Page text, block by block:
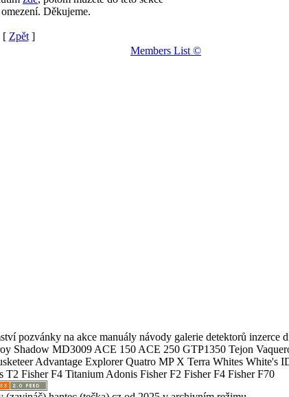
Děkujeme.
[ Zpět]
Members List ©
pozvánky na akce manuály návody galerie detektorů inzerce
Shadow MD3009 ACE 150 ACE 250 GTP1350 Tejon
Advantage Explorer Quatro MP X Terra Whites White's
Fisher F4 Titanium Adonis Fisher F2 Fisher F4 Fisher F70